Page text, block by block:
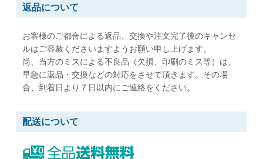
W92 x H235 mm
A5縦二つ折りが入る
W90 x H225 mm
A5縦二つ折りが入る
返品について
お客様のご都合による返品、交換や注文完了後のキャンセ
ルはご容赦くださいますようお願い申し上げます。
尚、当方のミスによる不良品（欠損、印刷のミス等）は、
早急に返品・交換などの対応をさせて頂きます。その場
合、到着日より７日以内にご連絡をください。
配送について